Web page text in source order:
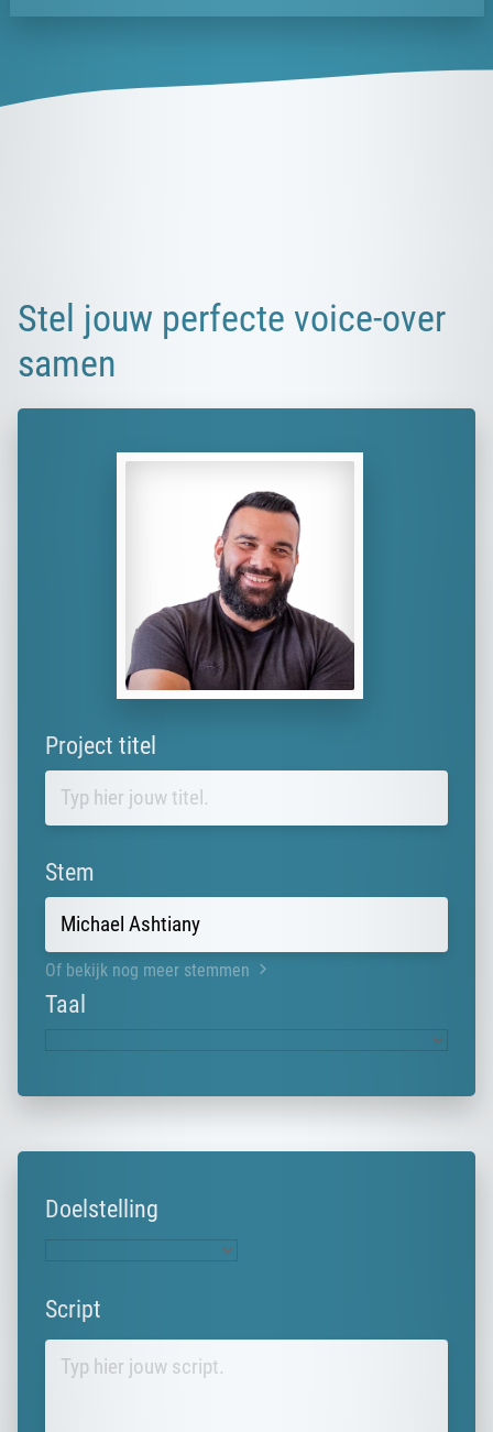
Stel jouw perfecte voice-over
samen
Project titel
Stem
Of bekijk nog meer stemmen
Taal
Doelstelling
Script